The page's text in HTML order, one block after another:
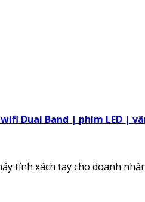
wifi Dual Band | phím LED |
tính xách tay cho doanh